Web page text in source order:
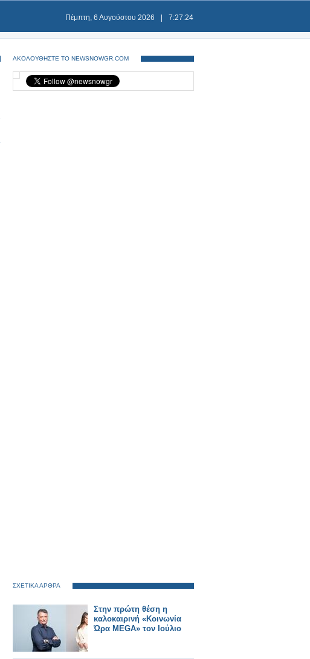
Πέμπτη, 6 Αυγούστου 2026 7:27:24
ΑΚΟΛΟΥΘΗΣΤΕ ΤΟ NEWSNOWGR.COM
ΣΧΕΤΙΚΑ ΑΡΘΡΑ
Στην πρώτη θέση η
καλοκαιρινή «Κοινωνία
Ώρα MEGA» τον Ιούλιο